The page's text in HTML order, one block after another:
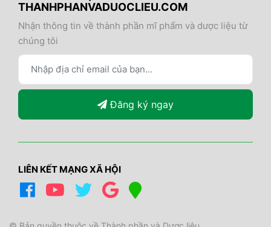
THANHPHANVADUOCLIEU.COM
Nhận thông tin về thành phần mĩ phẩm và dược liệu từ
chúng tôi
Đăng ký ngay
LIÊN KẾT MẠNG XÃ HỘI